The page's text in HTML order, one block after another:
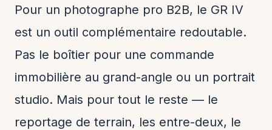
Pour un photographe pro B2B, le GR IV
est un outil complémentaire redoutable.
Pas le boîtier pour une commande
immobilière au grand-angle ou un portrait
studio. Mais pour tout le reste — le
reportage de terrain, les entre-deux, le